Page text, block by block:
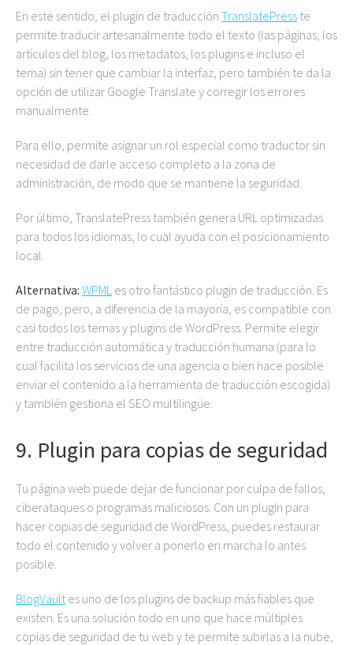
En este sentido, el plugin de traducción TranslatePress te
permite traducir artesanalmente todo el texto (las páginas, los
artículos del blog, los metadatos, los plugins e incluso el
tema) sin tener que cambiar la interfaz, pero también te da la
opción de utilizar Google Translate y corregir los errores
manualmente.
Para ello, permite asignar un rol especial como traductor sin
necesidad de darle acceso completo a la zona de
administración, de modo que se mantiene la seguridad.
Por último, TranslatePress también genera URL optimizadas
para todos los idiomas, lo cual ayuda con el posicionamiento
local.
Alternativa: WPML es otro fantástico plugin de traducción. Es
de pago, pero, a diferencia de la mayoría, es compatible con
casi todos los temas y plugins de WordPress. Permite elegir
entre traducción automática y traducción humana (para lo
cual facilita los servicios de una agencia o bien hace posible
enviar el contenido a la herramienta de traducción escogida)
y también gestiona el SEO multilingüe.
9. Plugin para copias de seguridad
Tu página web puede dejar de funcionar por culpa de fallos,
ciberataques o programas maliciosos. Con un plugin para
hacer copias de seguridad de WordPress, puedes restaurar
todo el contenido y volver a ponerlo en marcha lo antes
posible.
BlogVaultes uno de los plugins de backup más fiables que
existen. Es una solución todo en uno que hace múltiples
copias de seguridad de tu web y te permite subirlas a la nube,